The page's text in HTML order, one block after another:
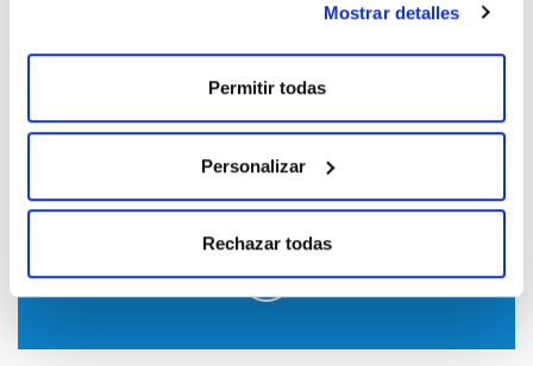
Mostrar detalles
Permitir todas
Personalizar
Rechazar todas
SUSCRÍBETE A LO QUE TE INTERESA
EN FUNDACIÓN VITAL Y RECÍBELO EN